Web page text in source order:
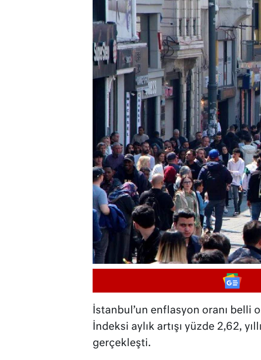
İstanbul’un enflasyon oranı belli
İndeksi aylık artışı yüzde 2,62,
gerçekleşti.